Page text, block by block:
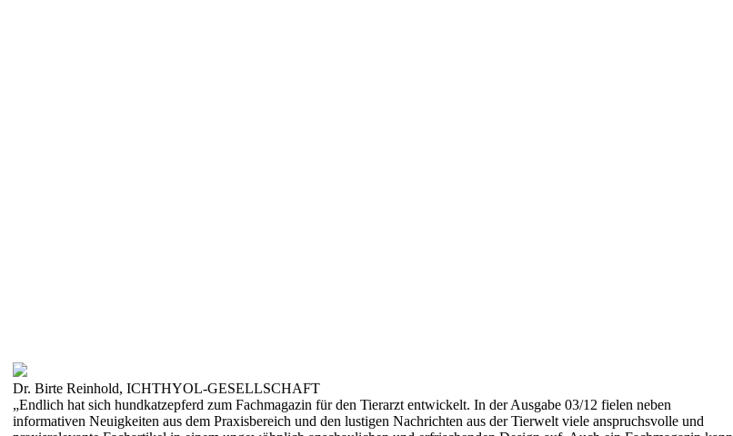
Dr. Birte Reinhold, ICHTHYOL-GESELLSCHAFT
„Endlich hat sich hundkatzepferd zum Fachmagazin für den Tierarzt entwickelt. In der Ausgabe 03/12 fielen neben
informativen Neuigkeiten aus dem Praxisbereich und den lustigen Nachrichten aus der Tierwelt viele anspruchsvolle und